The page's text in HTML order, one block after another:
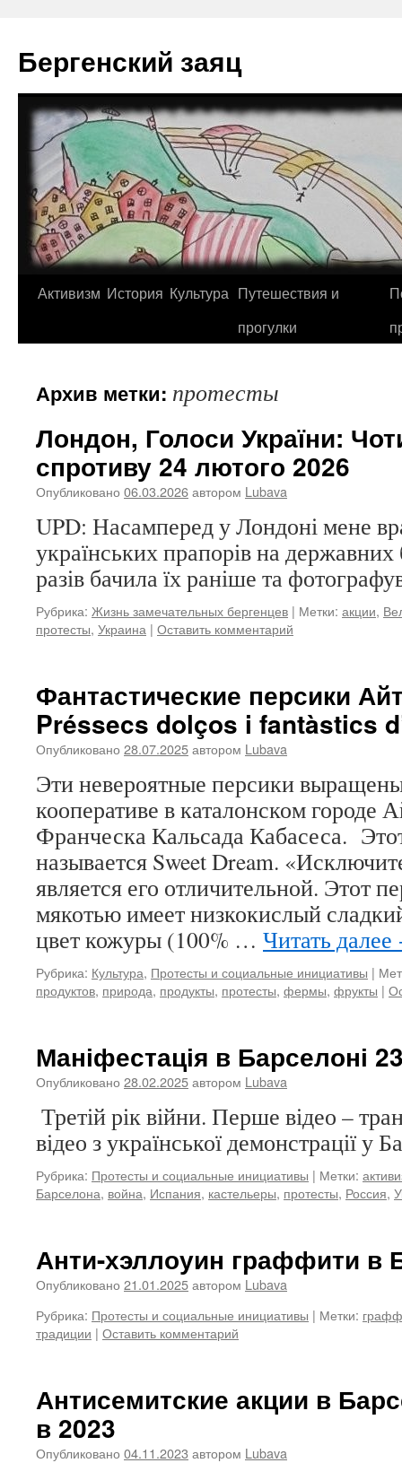
содержимому
Бергенский заяц
Активизм История Культура Путешествия и
прогулки
Архив метки: протесты
Лондон, Голоси України:
спротиву 24 лютого 2026
Опубликовано 06.03.2026автором Lubava
UPD: Насамперед у Лондоні мене
українських прапорів на державних
разів бачила їх раніше та
Рубрика: Жизнь замечательных бергенцев | Метки: акции,
протесты, Украина | Оставить комментарий
Фантастические персики
Préssecs dolços i fantàstics
Опубликовано 28.07.2025автором Lubava
Эти невероятные персики
кооперативе в каталонском городе
Франческа Кальсада Кабасеса.
называется Sweet Dream.
является его отличительной. Этот
мякотью имеет низкокислый
цвет кожуры (100% … Читать далее
Рубрика: Культура, Протесты и социальные инициативы |
продуктов, природа, продукты, протесты, фермы, фрукты |
Маніфестація в Барселоні
Опубликовано 28.02.2025автором Lubava
Третій рік війни. Перше відео –
відео з української демонстрації у
Рубрика: Протесты и социальные инициативы | Метки:
Барселона, война, Испания, кастельеры, протесты, Россия,
Анти-хэллоуин граффити в
Опубликовано 21.01.2025автором Lubava
Рубрика: Протесты и социальные инициативы | Метки:
традиции | Оставить комментарий
Антисемитские акции в
в 2023
Опубликовано 04.11.2023 автором Lubava